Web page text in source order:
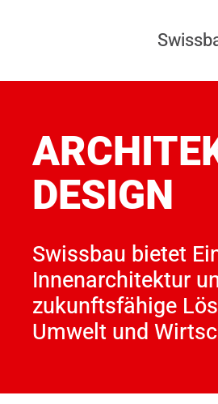
DESIGN
Swissbau bietet
Innenarchitektur
zukunftsfähige
Umwelt und